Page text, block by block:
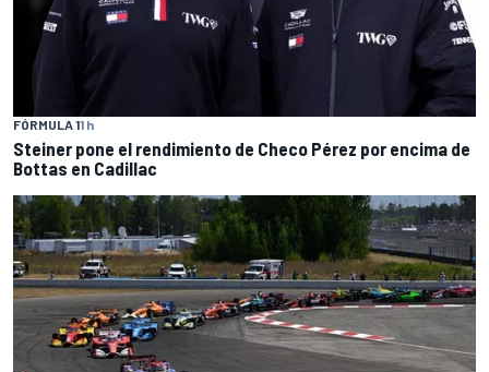
FÓRMULA 11 h
Steiner pone el rendimiento de Checo Pérez por encima de
Bottas en Cadillac